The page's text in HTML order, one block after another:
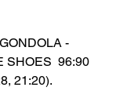
-
SHOES  96:90
21:20).